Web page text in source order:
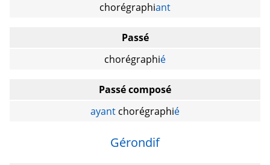
chorégraphiant
Passé
chorégraphié
Passé composé
ayant chorégraphié
Gérondif